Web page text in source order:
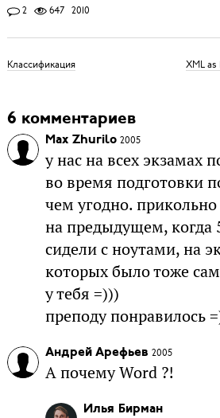
2 647 2010
Классификация XML as
6 комментариев
Max Zhurilo 2005
у нас на всех экзамах
во время подготовки
чем угодно.
на предыдущем, когда
сидели с ноутами, на
которых было тоже
у тебя =)))
преподу понравилось
Андрей Арефьев 2005
А почему Word ?!
Илья Бирман